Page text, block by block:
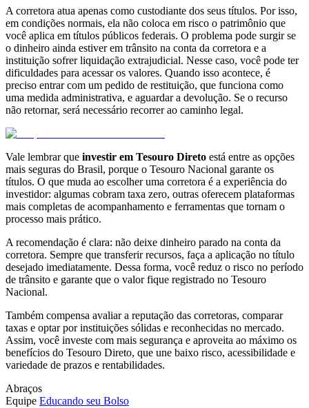
A corretora atua apenas como custodiante dos seus títulos. Por isso,
em condições normais, ela não coloca em risco o patrimônio que
você aplica em títulos públicos federais. O problema pode surgir se
o dinheiro ainda estiver em trânsito na conta da corretora e a
instituição sofrer liquidação extrajudicial. Nesse caso, você pode ter
dificuldades para acessar os valores. Quando isso acontece, é
preciso entrar com um pedido de restituição, que funciona como
uma medida administrativa, e aguardar a devolução. Se o recurso
não retornar, será necessário recorrer ao caminho legal.
Vale lembrar que investir em Tesouro Direto está entre as opções
mais seguras do Brasil, porque o Tesouro Nacional garante os
títulos. O que muda ao escolher uma corretora é a experiência do
investidor: algumas cobram taxa zero, outras oferecem plataformas
mais completas de acompanhamento e ferramentas que tornam o
processo mais prático.
A recomendação é clara: não deixe dinheiro parado na conta da
corretora. Sempre que transferir recursos, faça a aplicação no título
desejado imediatamente. Dessa forma, você reduz o risco no período
de trânsito e garante que o valor fique registrado no Tesouro
Nacional.
Também compensa avaliar a reputação das corretoras, comparar
taxas e optar por instituições sólidas e reconhecidas no mercado.
Assim, você investe com mais segurança e aproveita ao máximo os
benefícios do Tesouro Direto, que une baixo risco, acessibilidade e
variedade de prazos e rentabilidades.
Abraços
Equipe Educando seu Bolso